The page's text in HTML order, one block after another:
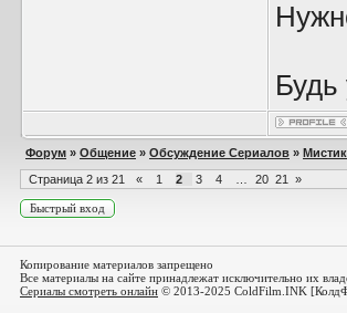
Будь
Форум » Общение » Обсуждение Сериалов »
Страница 2 из 21 « 1 2 3 4 20 21 »
Копирование материалов запрещено
Все материалы на сайте принадлежат исключительно их
Сериалы смотреть онлайн © 2013-2025 ColdFilm.INK